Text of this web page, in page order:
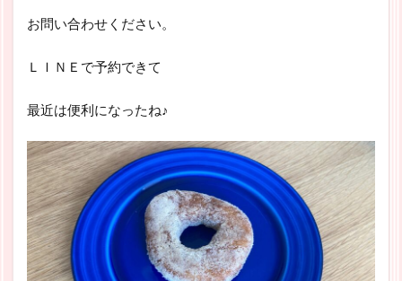
お問い合わせください。
ＬＩＮＥで予約できて
最近は便利になったね♪